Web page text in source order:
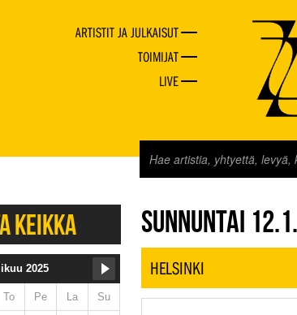
ARTISTIT JA JULKAISUT
TOIMIJAT
LIVE
KEIKKA
2025
To Pe La Su
JAZZ FINLAND LIVE
SUNNUNTAI 12.1.
HELSINKI